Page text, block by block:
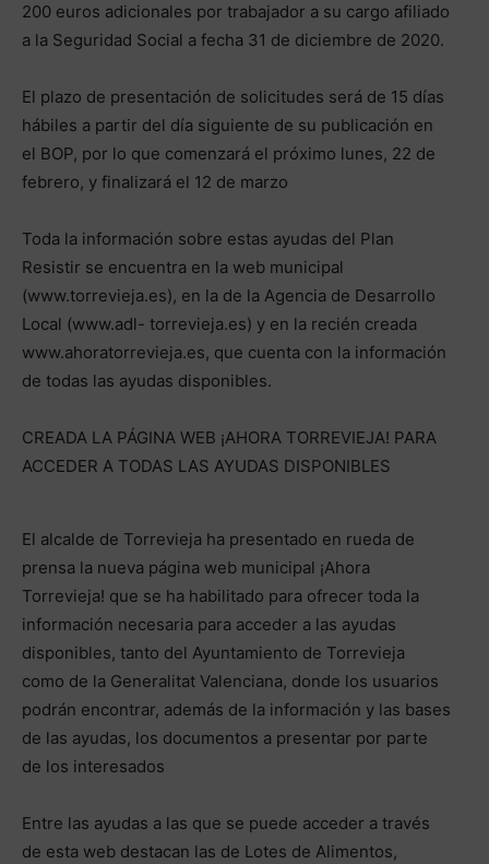
200 euros adicionales por trabajador a su cargo afiliado
a la Seguridad Social a fecha 31 de diciembre de 2020.
El plazo de presentación de solicitudes será de 15 días
hábiles a partir del día siguiente de su publicación en
el BOP, por lo que comenzará el próximo lunes, 22 de
febrero, y finalizará el 12 de marzo
Toda la información sobre estas ayudas del Plan
Resistir se encuentra en la web municipal
(www.torrevieja.es), en la de la Agencia de Desarrollo
Local (www.adl- torrevieja.es) y en la recién creada
www.ahoratorrevieja.es, que cuenta con la información
de todas las ayudas disponibles.
CREADA LA PÁGINA WEB ¡AHORA TORREVIEJA! PARA
ACCEDER A TODAS LAS AYUDAS DISPONIBLES
El alcalde de Torrevieja ha presentado en rueda de
prensa la nueva página web municipal ¡Ahora
Torrevieja! que se ha habilitado para ofrecer toda la
información necesaria para acceder a las ayudas
disponibles, tanto del Ayuntamiento de Torrevieja
como de la Generalitat Valenciana, donde los usuarios
podrán encontrar, además de la información y las bases
de las ayudas, los documentos a presentar por parte
de los interesados
Entre las ayudas a las que se puede acceder a través
de esta web destacan las de Lotes de Alimentos,